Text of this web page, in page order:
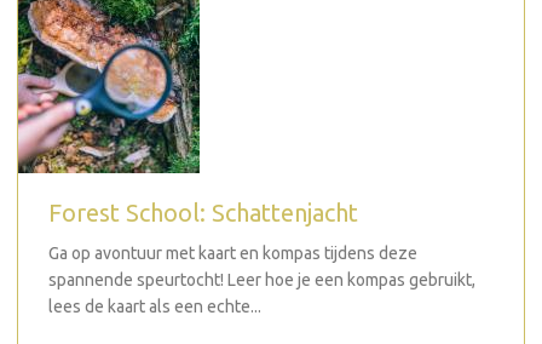
Forest School: Schattenjacht
Ga op avontuur met kaart en kompas tijdens deze
spannende speurtocht! Leer hoe je een kompas gebruikt,
lees de kaart als een echte...